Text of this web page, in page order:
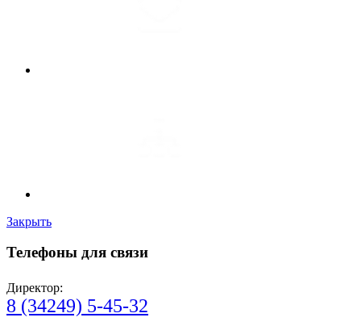
Закрыть
Телефоны для связи
Директор:
8 (34249) 5-45-32